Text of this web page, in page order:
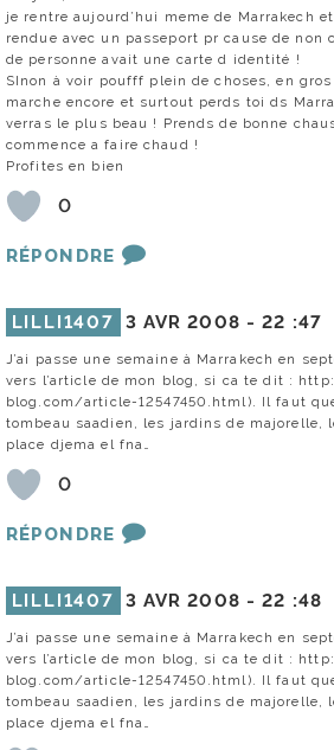
je rentre aujourd’hui meme de Marrakech
rendue avec un passeport pr cause de
de personne avait une carte d identité !
SInon à voir poufff plein de choses, en
marche encore et surtout perds toi ds
verras le plus beau ! Prends de bonne
commence a faire chaud !
Profites en bien
0
RÉPONDRE
LILLI1407 3 AVR 2008 -22 :47
J’ai passe une semaine à Marrakech en
vers l’article de mon blog, si ca te dit :
blog.com/article-12547450.html). Il faut
tombeau saadien, les jardins de majorelle,
place djema el fna…
0
RÉPONDRE
LILLI1407 3 AVR 2008 -22 :48
J’ai passe une semaine à Marrakech en
vers l’article de mon blog, si ca te dit :
blog.com/article-12547450.html). Il faut
tombeau saadien, les jardins de majorelle,
place djema el fna…